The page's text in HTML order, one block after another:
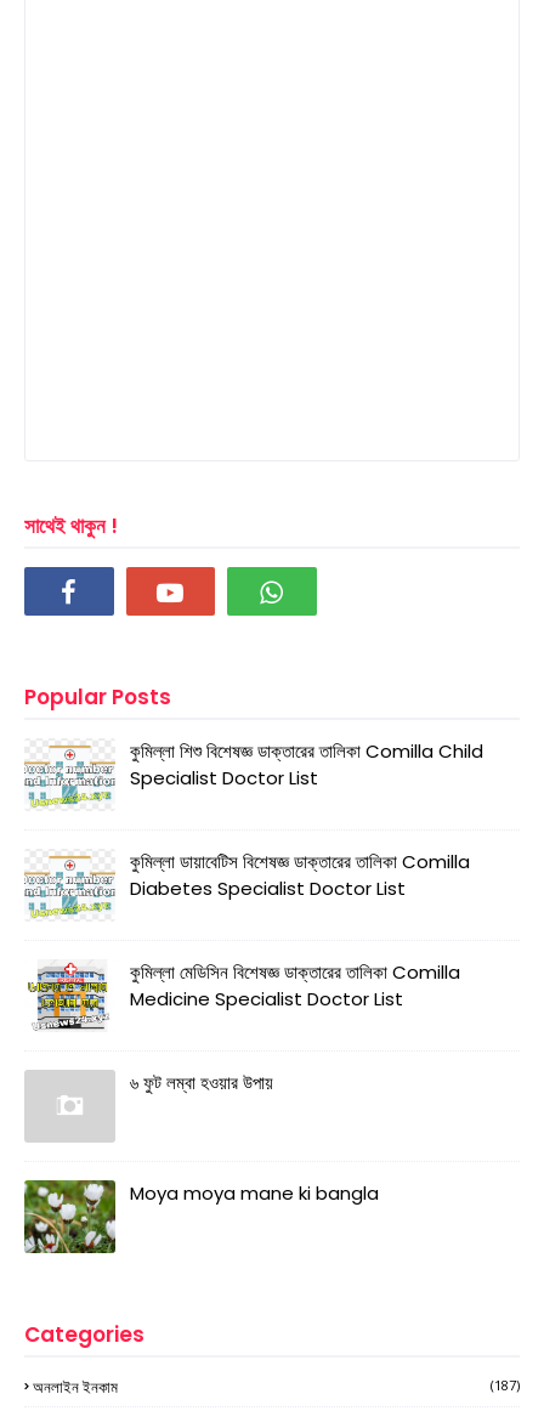
সাথেই থাকুন !
Popular Posts
কুমিল্লা শিশু বিশেষজ্ঞ ডাক্তারের তালিকা Comilla Child
Specialist Doctor List
কুমিল্লা ডায়াবেটিস বিশেষজ্ঞ ডাক্তারের তালিকা Comilla
Diabetes Specialist Doctor List
কুমিল্লা মেডিসিন বিশেষজ্ঞ ডাক্তারের তালিকা Comilla
Medicine Specialist Doctor List
৬ ফুট লম্বা হওয়ার উপায়
Moya moya mane ki bangla
Categories
অনলাইন ইনকাম (187)